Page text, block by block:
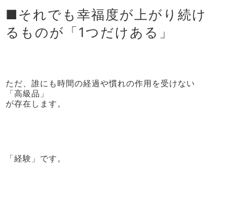
■それでも幸福度が上がり続け
るものが「1つだけある」
ただ、誰にも時間の経過や慣れの作用を受けない
「高級品」
が存在します。
「経験」です。